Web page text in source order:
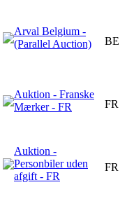
Arval Belgium -
(Parallel Auction)
BE
Auktion - Franske
Mærker - FR
FR
Auktion -
Personbiler uden
afgift - FR
FR